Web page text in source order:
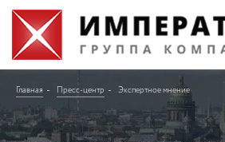
Главная Пресс-центр Экспертное мнение